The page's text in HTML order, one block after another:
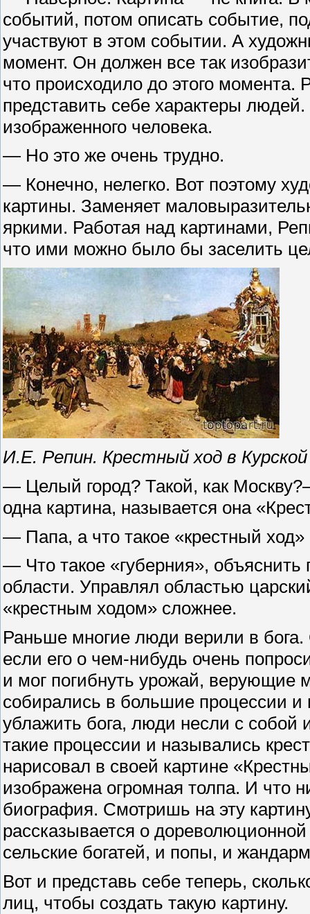
событий, потом описать событие,
участвуют в этом событии. А
момент. Он должен все так
что происходило до этого момента.
представить себе характеры
изображенного человека.
— Но это же очень трудно.
— Конечно, нелегко. Вот поэтому
картины. Заменяет
яркими. Работая над картинами,
что ими можно было бы заселить
И.Е. Репин. Крестный ход в Курской
— Целый город? Такой, как
одна картина, называется она
— Папа, а что такое «крестный ход»
— Что такое «губерния»,
области. Управлял областью
«крестным ходом» сложнее.
Раньше многие люди верили в
если его о чем-нибудь очень
и мог погибнуть урожай, верующие
собирались в большие процессии
ублажить бога, люди несли с
такие процессии и назывались
нарисовал в своей картине
изображена огромная толпа. И что
биография. Смотришь на эту
рассказывается о
сельские богатей, и попы, и
Вот и представь себе теперь,
лиц, чтобы создать такую картину.